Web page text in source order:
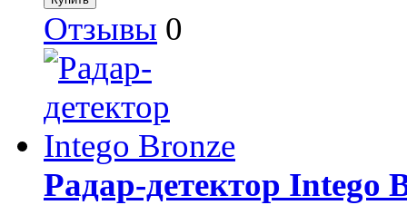
Отзывы 0
Радар-детектор Intego